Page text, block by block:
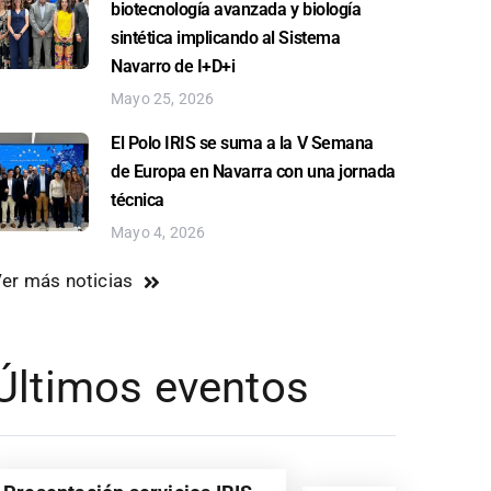
biotecnología avanzada y biología
sintética implicando al Sistema
Navarro de I+D+i
Mayo 25, 2026
El Polo IRIS se suma a la V Semana
de Europa en Navarra con una jornada
técnica
Mayo 4, 2026
más noticias
eventos